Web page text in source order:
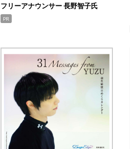
フリーアナウンサー 長野智子氏
PR